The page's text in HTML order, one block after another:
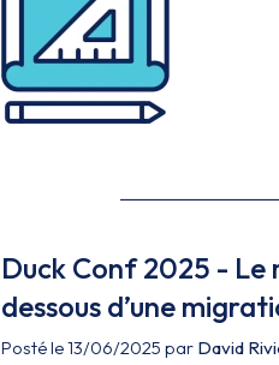
Duck Conf 2025 -
dessous d’une
Posté le 13/06/2025 par David